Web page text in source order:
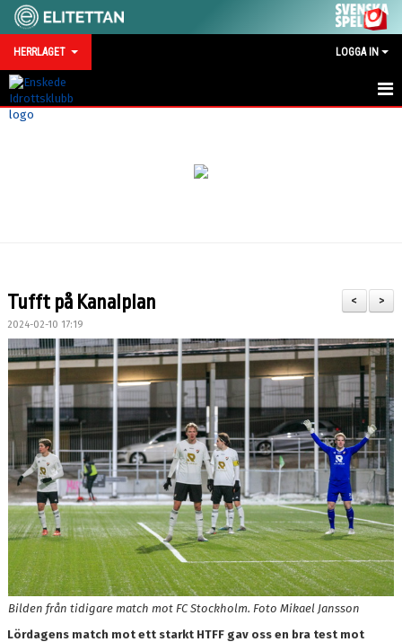
HERRLAGET LOGGA IN
HEM
BILDGALLERI
TRÄNINGSMATCHER 2026
KONTAKT
PARTNER
PLACERINGAR I DIV 2/DIV 1
>
<
Tufft på Kanalplan
2024-02-10 17:19
Bilden från tidigare match mot FC Stockholm. Foto Mikael Jansson
Lördagens match mot ett starkt HTFF gav oss en bra test mot